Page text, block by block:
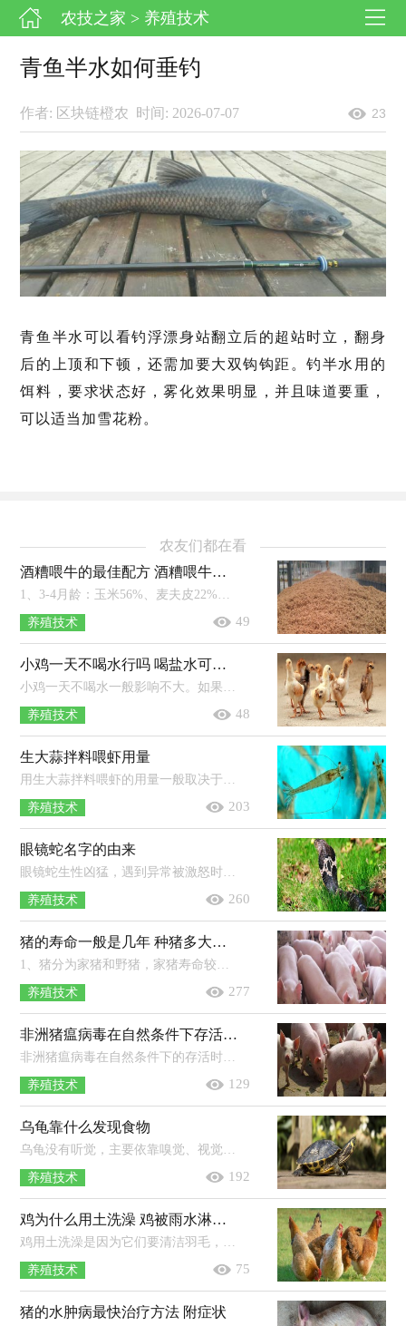
农技之家 > 养殖技术
青鱼半水如何垂钓
作者: 区块链橙农 时间: 2026-07-07 23
青鱼半水可以看钓浮漂身站翻立后的超站时立，翻身
后的上顶和下顿，还需加要大双钩钩距。钓半水用的
饵料，要求状态好，雾化效果明显，并且味道要重，
可以适当加雪花粉。
农友们都在看
酒糟喂牛的最佳配方 酒糟喂牛有什么作用
1、3-4月龄：玉米56%、麦夫皮22%、豆粕16%、牛用预混料4%、磷酸氢钙1%、盐1%。2、4-8月龄：玉米52%、麦夫皮32%、豆粕12%、牛用预混料...
养殖技术 49
小鸡一天不喝水行吗 喝盐水可以防啄毛吗
小鸡一天不喝水一般影响不大。如果出现一天不喝水且伴随着精神不佳、没有食欲等现象，应该采取相应措施进行治疗。雏鸡出壳后先饮水...
养殖技术 48
生大蒜拌料喂虾用量
用生大蒜拌料喂虾的用量一般取决于饵料的量，以10斤饵料为例，一般可以拌1两大蒜。用生大蒜拌料喂虾的注意事项：放养对虾25天之后可每...
养殖技术 203
眼镜蛇名字的由来
眼镜蛇生性凶猛，遇到异常被激怒时，会昂起身体前部，膨大颈部，由于颈部扩张，背部会呈现出明显的黑白斑，就像是眼镜状的花纹，因此被称为眼镜...
养殖技术 260
猪的寿命一般是几年 种猪多大可以配种
养殖技术 277
非洲猪瘟病毒在自然条件下存活多长时间
养殖技术 129
乌龟靠什么发现食物
养殖技术 192
鸡为什么用土洗澡 鸡被雨水淋湿了会怎么样
养殖技术 75
猪的水肿病最快治疗方法 附症状